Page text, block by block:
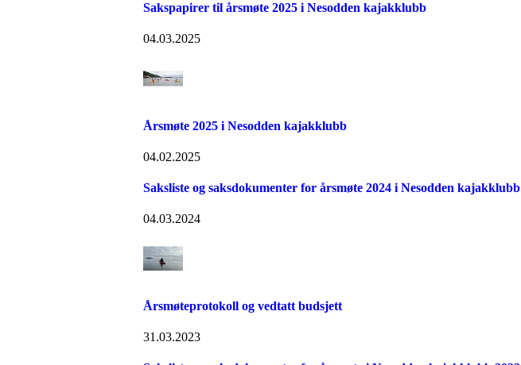
Sakspapirer til årsmøte 2025 i Nesodden kajakklubb
04.03.2025
Årsmøte 2025 i Nesodden kajakklubb
04.02.2025
Saksliste og saksdokumenter for årsmøte 2024 i Nesodden kajakklubb
04.03.2024
Årsmøteprotokoll og vedtatt budsjett
31.03.2023